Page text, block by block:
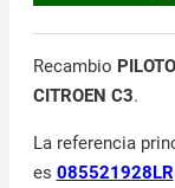
Recambio
CITROEN C3.
La referencia
es 085521928LR